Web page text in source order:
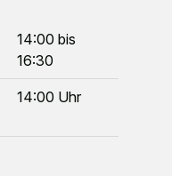
14:00 bis
16:30
14:00 Uhr